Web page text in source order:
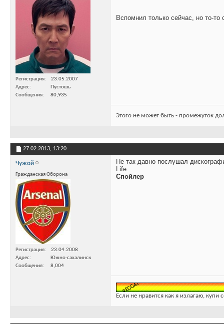
Регистрация
23.05.2007
Адрес
Пустошь
Сообщения
80,935
Вспомнил только сейчас, но то-
Этого не может быть - промежуток
27.02.2013, 13:20
Чужой
Гражданская Оборона
Регистрация
23.04.2008
Адрес
Южно-сахалинск
Сообщения
8,004
Не так давно послушал
Life.
Спойлер
Если не нравится как я излагаю, купи